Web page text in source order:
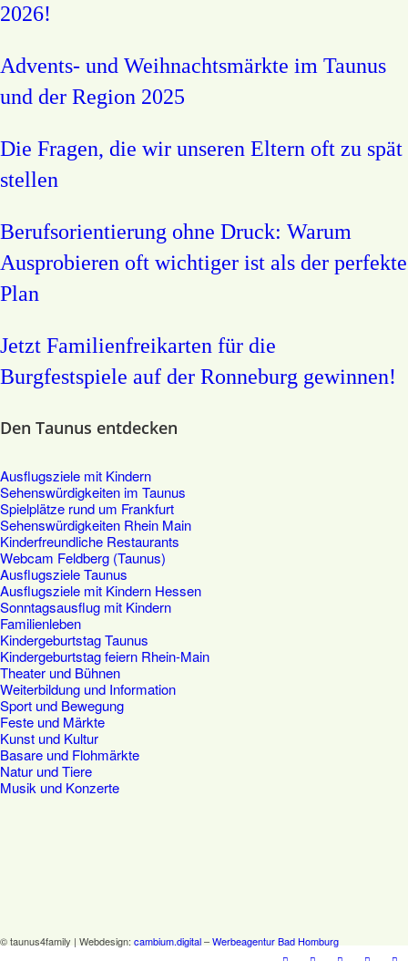
2026!
Advents- und Weihnachtsmärkte im Taunus
und der Region 2025
Die Fragen, die wir unseren Eltern oft zu spät
stellen
Berufsorientierung ohne Druck: Warum
Ausprobieren oft wichtiger ist als der perfekte
Plan
Jetzt Familienfreikarten für die
Burgfestspiele auf der Ronneburg gewinnen!
Den Taunus entdecken
Ausflugsziele mit Kindern
Sehenswürdigkeiten im Taunus
Spielplätze rund um Frankfurt
Sehenswürdigkeiten Rhein Main
Kinderfreundliche Restaurants
Webcam Feldberg (Taunus)
Ausflugsziele Taunus
Ausflugsziele mit Kindern Hessen
Sonntagsausflug mit Kindern
Familienleben
Kindergeburtstag Taunus
Kindergeburtstag feiern Rhein-Main
Theater und Bühnen
Weiterbildung und Information
Sport und Bewegung
Feste und Märkte
Kunst und Kultur
Basare und Flohmärkte
Natur und Tiere
Musik und Konzerte
© taunus4family | Webdesign: cambium.digital–Werbeagentur Bad Homburg